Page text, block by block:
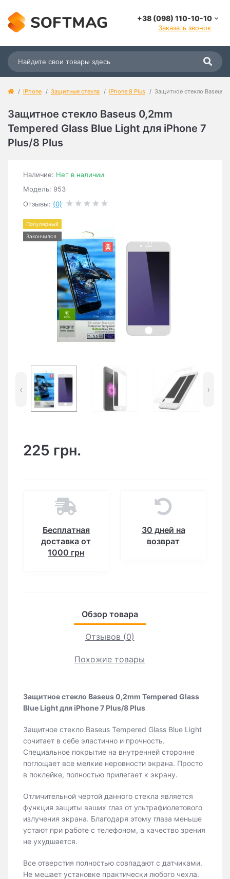
+38 (098) 110-10-10
Заказать звонок
iPhone Защитные стекла iPhone 8 Plus Защитное стекло Baseus
Защитное стекло Baseus 0,2mm
Tempered Glass Blue Light для iPhone 7
Plus/8 Plus
Наличие: Нет в наличии
Модель: 953
Отзывы: (0)
Популярный
Закончился
‹ ›
225 грн.
Бесплатная
доставка от
1000 грн
30 дней на
возврат
Обзор товара
Отзывов (0)
Похожие товары
Защитное стекло Baseus 0,2mm Tempered Glass
Blue Light для iPhone 7 Plus/8 Plus
Защитное стекло Baseus Tempered Glass Blue Light
сочитает в себе эластично и прочность.
Специальное покрытие на внутренней сторонне
поглощает все мелкие неровности экрана. Просто
в поклейке, полностью прилегает к экрану.
Отличительной чертой данного стекла является
функция защиты ваших глаз от ультрафиолетового
излучения экрана. Благодаря этому глаза меньше
устают при работе с телефоном, а качество зрения
не ухудшается.
Все отверстия полностью совпадают с датчиками.
Не мешает установке практически любого чехла.